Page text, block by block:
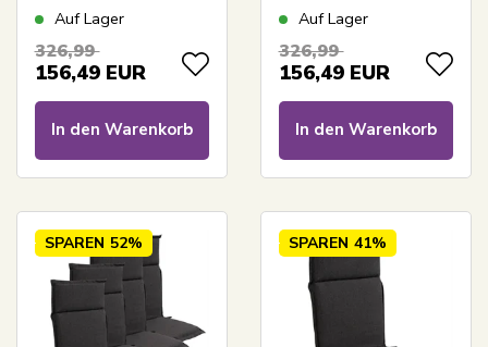
Dicke Schaumkern 7
Gartenkissen für
Auf Lager
326,99
156,49 EUR
In den Warenkorb
Dicke Schaumkern 7
Gartenkissen für
Auf Lager
326,99
156,49 EUR
In den Warenkorb
SPAREN 52% SPAREN 41%